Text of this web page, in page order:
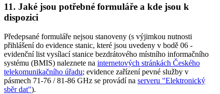
11. Jaké jsou potřebné formuláře a kde jsou k
dispozici
Předepsané formuláře nejsou stanoveny (s výjimkou nutnosti
přihlášení do evidence stanic, které jsou uvedeny v bodě 06 -
evidenční list vysílací stanice bezdrátového místního informačního
systému (BMIS) naleznete na internetových stránkách Českého
telekomunikačního úřadu; evidence zařízení pevné služby v
pásmech 71-76 / 81-86 GHz se provádí na serveru "Elektronický
sběr dat").